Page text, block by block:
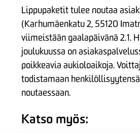
Lippupaketit tulee noutaa
(Karhumäenkatu 2, 55120
viimeistään gaalapäivänä 2.1.
joulukuussa on
poikkeavia aukioloaikoja.
todistamaan
noutaessaan.
Katso myös: